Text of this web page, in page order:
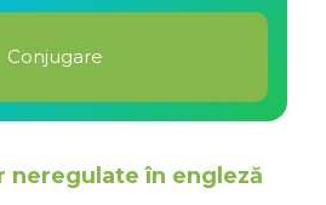
neregulate în engleză